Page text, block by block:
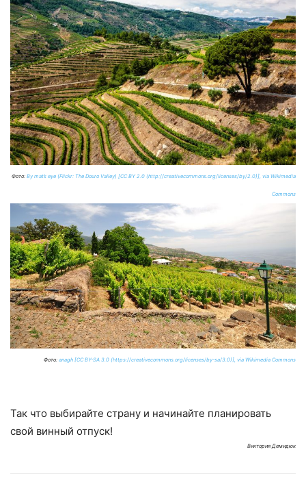
Фото: By mat’s eye (Flickr: The Douro Valley) [CC BY 2.0 (http://creativecommons.org/licenses/by/2.0)], via Wikimedia
Commons
Фото: anagh [CC BY-SA 3.0 (https://creativecommons.org/licenses/by-sa/3.0)], via Wikimedia Commons
Так что выбирайте страну и начинайте планировать
свой винный отпуск!
Виктория Демидюк